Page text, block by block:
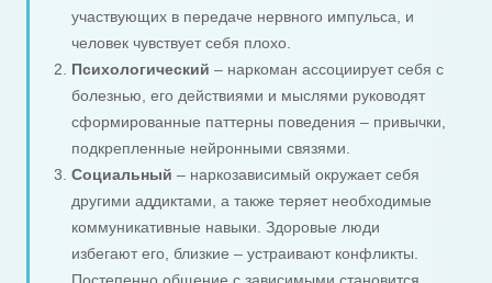
участвующих в передаче нервного импульса, и
человек чувствует себя плохо.
Психологический – наркоман ассоциирует себя с
болезнью, его действиями и мыслями руководят
сформированные паттерны поведения – привычки,
подкрепленные нейронными связями.
Социальный – наркозависимый окружает себя
другими аддиктами, а также теряет необходимые
коммуникативные навыки. Здоровые люди
избегают его, близкие – устраивают конфликты.